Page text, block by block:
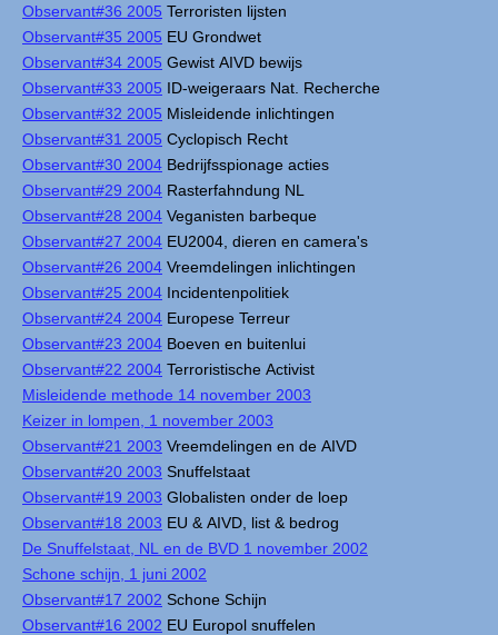
Observant#36 2005 Terroristen lijsten
Observant#35 2005 EU Grondwet
Observant#34 2005 Gewist AIVD bewijs
Observant#33 2005 ID-weigeraars Nat. Recherche
Observant#32 2005 Misleidende inlichtingen
Observant#31 2005 Cyclopisch Recht
Observant#30 2004 Bedrijfsspionage acties
Observant#29 2004 Rasterfahndung NL
Observant#28 2004 Veganisten barbeque
Observant#27 2004 EU2004, dieren en camera's
Observant#26 2004 Vreemdelingen inlichtingen
Observant#25 2004 Incidentenpolitiek
Observant#24 2004 Europese Terreur
Observant#23 2004 Boeven en buitenlui
Observant#22 2004 Terroristische Activist
Misleidende methode 14 november 2003
Keizer in lompen, 1 november 2003
Observant#21 2003 Vreemdelingen en de AIVD
Observant#20 2003 Snuffelstaat
Observant#19 2003 Globalisten onder de loep
Observant#18 2003 EU & AIVD, list & bedrog
De Snuffelstaat, NL en de BVD 1 november 2002
Schone schijn, 1 juni 2002
Observant#17 2002 Schone Schijn
Observant#16 2002 EU Europol snuffelen